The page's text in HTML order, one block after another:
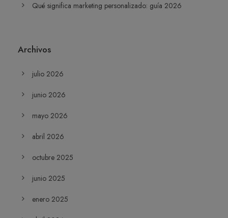
Qué significa marketing personalizado: guía 2026
Archivos
julio 2026
junio 2026
mayo 2026
abril 2026
octubre 2025
junio 2025
enero 2025